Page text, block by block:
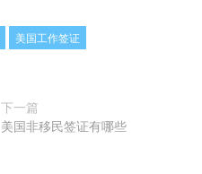
美国工作签证
下一篇
美国非移民签证有哪些